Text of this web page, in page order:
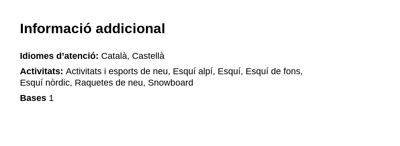
Informació addicional
Idiomes d’atenció: Català, Castellà
Activitats: Activitats i esports de neu, Esquí alpí, Esquí, Esquí de fons,
Esquí nòrdic, Raquetes de neu, Snowboard
Bases 1